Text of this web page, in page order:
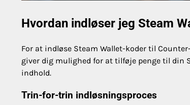
Hvordan indløser jeg Steam
For at indløse Steam Wallet-koder til
giver dig mulighed for at tilføje penge til din
indhold.
Trin-for-trin indløsningsproces